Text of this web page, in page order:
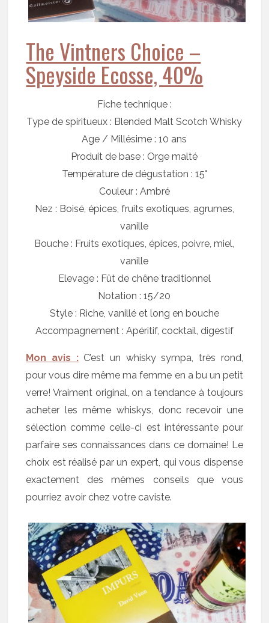
The Vintners Choice –
Speyside Ecosse, 40%
Fiche technique :
Type de spiritueux : Blended Malt Scotch Whisky
Age / Millésime : 10 ans
Produit de base : Orge malté
Température de dégustation : 15°
Couleur : Ambré
Nez : Boisé, épices, fruits exotiques, agrumes,
vanille
Bouche : Fruits exotiques, épices, poivre, miel,
vanille
Elevage : Fût de chêne traditionnel
Notation : 15/20
Style : Riche, vanillé et long en bouche
Accompagnement : Apéritif, cocktail, digestif
Mon avis :C’est un whisky sympa, très rond,
pour vous dire même ma femme en a bu un petit
verre! Vraiment original, on a tendance à toujours
acheter les même whiskys, donc recevoir une
sélection comme celle-ci est intéressante pour
parfaire ses connaissances dans ce domaine! Le
choix est réalisé par un expert, qui vous dispense
exactement des mêmes conseils que vous
pourriez avoir chez votre caviste.